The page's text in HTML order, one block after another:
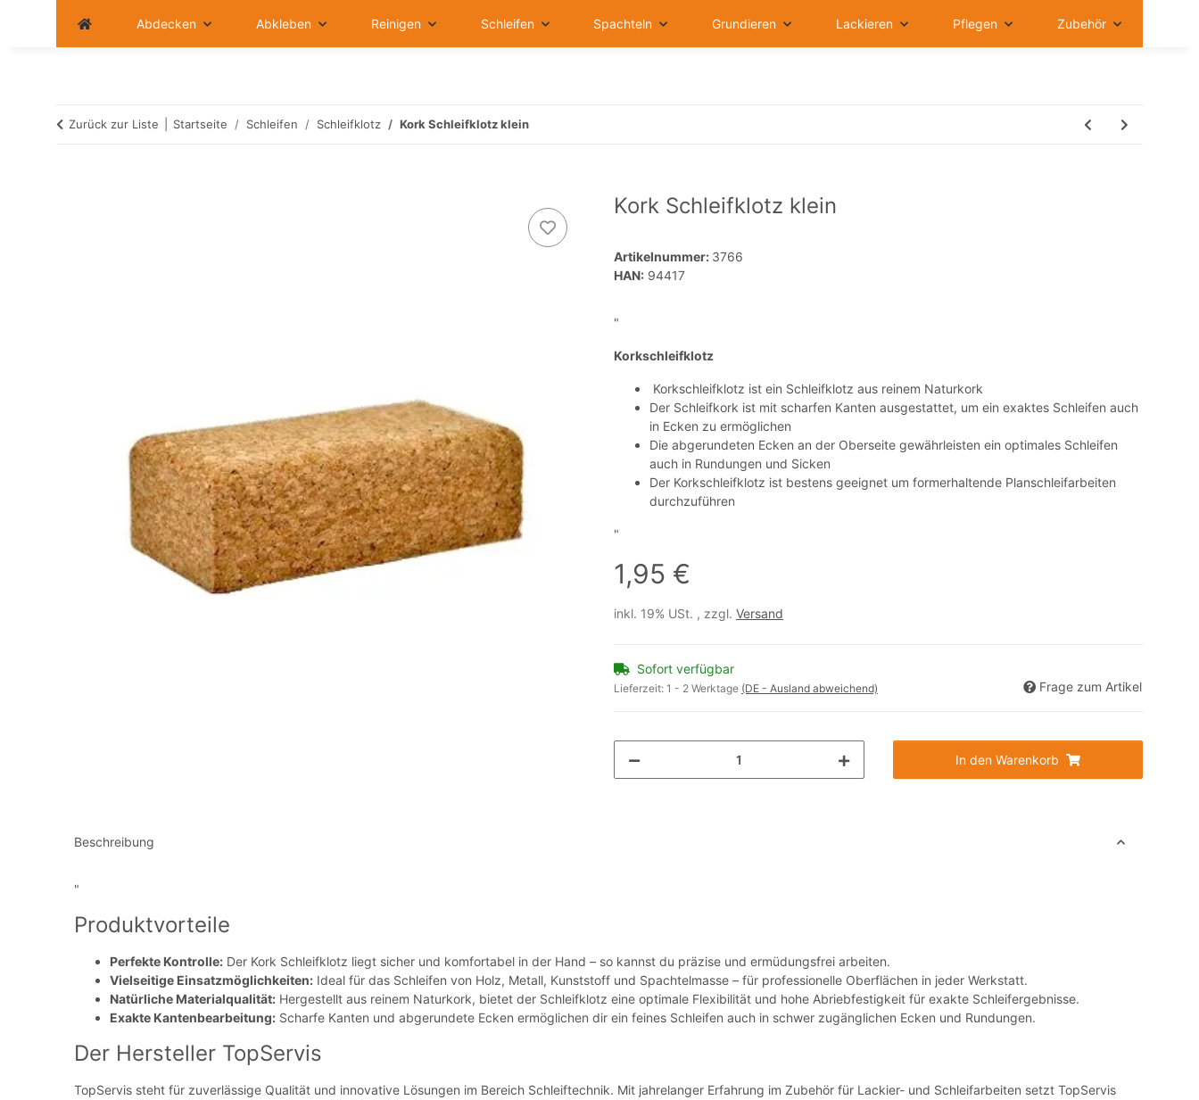
Abdecken Abkleben Reinigen Schleifen Spachteln Grundieren Lackieren Pflegen Zubehör
Zurück zur Liste Startseite Schleifen Schleifklotz Kork Schleifklotz klein
Kork Schleifklotz klein
Artikelnummer: 3766
HAN: 94417
"
Korkschleifklotz
Korkschleifklotz ist ein Schleifklotz aus reinem Naturkork
Der Schleifkork ist mit scharfen Kanten ausgestattet, um ein exaktes Schleifen auch
in Ecken zu ermöglichen
Die abgerundeten Ecken an der Oberseite gewährleisten ein optimales Schleifen
auch in Rundungen und Sicken
Der Korkschleifklotz ist bestens geeignet um formerhaltende Planschleifarbeiten
durchzuführen
"
1,95 €
inkl. 19% USt. , zzgl. Versand
Sofort verfügbar
Lieferzeit: 1 - 2 Werktage (DE - Ausland abweichend) Frage zum Artikel
In den Warenkorb
Beschreibung
"
Produktvorteile
Perfekte Kontrolle: Der Kork Schleifklotz liegt sicher und komfortabel in der Hand – so kannst du präzise und ermüdungsfrei arbeiten.
Vielseitige Einsatzmöglichkeiten: Ideal für das Schleifen von Holz, Metall, Kunststoff und Spachtelmasse – für professionelle Oberflächen in jeder Werkstatt.
Natürliche Materialqualität: Hergestellt aus reinem Naturkork, bietet der Schleifklotz eine optimale Flexibilität und hohe Abriebfestigkeit für exakte Schleifergebnisse.
Exakte Kantenbearbeitung: Scharfe Kanten und abgerundete Ecken ermöglichen dir ein feines Schleifen auch in schwer zugänglichen Ecken und Rundungen.
Der Hersteller TopServis
TopServis steht für zuverlässige Qualität und innovative Lösungen im Bereich Schleiftechnik. Mit jahrelanger Erfahrung im Zubehör für Lackier- und Schleifarbeiten setzt TopServis